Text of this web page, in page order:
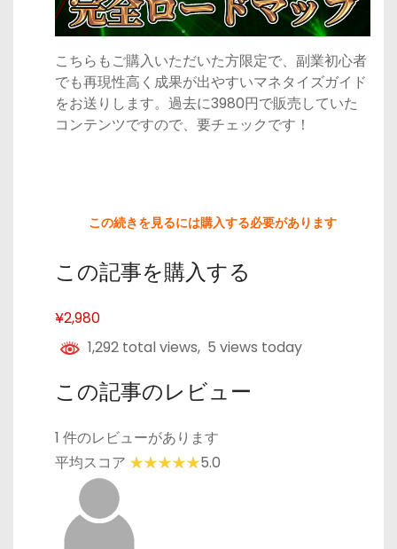
こちらもご購入いただいた方限定で、副業初心者
でも再現性高く成果が出やすいマネタイズガイド
をお送りします。過去に3980円で販売していた
コンテンツですので、要チェックです！
この続きを見るには購入する必要があります
この記事を購入する
¥2,980
1,292 total views, 5 views today
この記事のレビュー
1 件のレビューがあります
平均スコア
5.0